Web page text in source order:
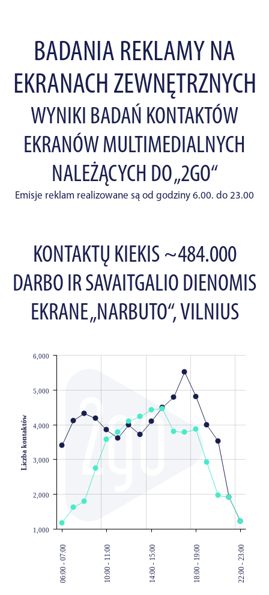
BADANIA REKLAMY NA
EKRANACH ZEWNĘTRZNYCH
WYNIKI BADAŃ KONTAKTÓW
EKRANÓW MULTIMEDIALNYCH
NALEŻĄCYCH DO „2GO“
Emisje reklam realizowane są od godziny 6.00. do 23.00
KONTAKTŲ KIEKIS ~484.000
DARBO IR SAVAITGALIO DIENOMIS
EKRANE „NARBUTO“, VILNIUS
06:00 - 07:00 10:00 - 11:00 14:00 - 15:00 18:00 - 19:00 22:00 - 23:00
1,000
2,000
3,000
4,000
5,000
6,000
Liczba kontaktów
JS chart by amCharts